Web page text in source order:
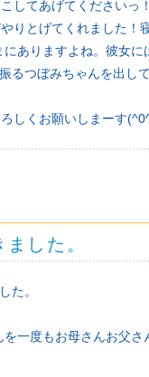
してあげてくださいっ！
りとげてくれました！
ありますよね。彼女に
るつぼみちゃんを出し
しくお願いしまーす
した。
た。
一度もお母さんお父